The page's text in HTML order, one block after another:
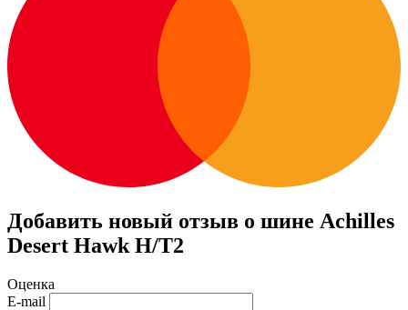
Добавить новый отзыв о шине Achilles
Desert Hawk H/T2
Оценка
E-mail